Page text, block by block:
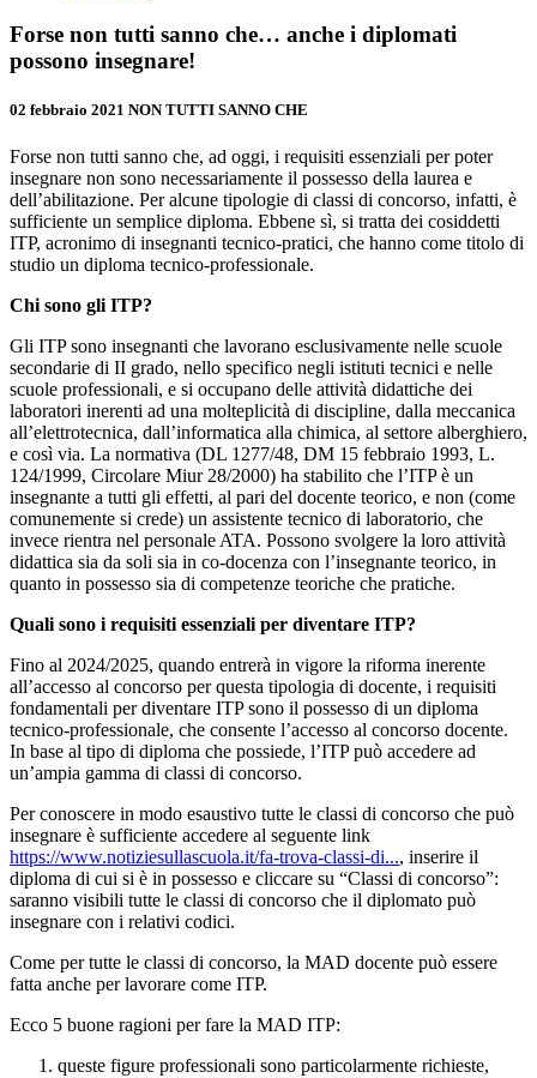
Forse non tutti sanno che… anche i diplomati
possono insegnare!
02 febbraio 2021 NON TUTTI SANNO CHE
Forse non tutti sanno che, ad oggi, i requisiti essenziali per poter
insegnare non sono necessariamente il possesso della laurea e
dell’abilitazione. Per alcune tipologie di classi di concorso, infatti, è
sufficiente un semplice diploma. Ebbene sì, si tratta dei cosiddetti
ITP, acronimo di insegnanti tecnico-pratici, che hanno come titolo di
studio un diploma tecnico-professionale.
Chi sono gli ITP?
Gli ITP sono insegnanti che lavorano esclusivamente nelle scuole
secondarie di II grado, nello specifico negli istituti tecnici e nelle
scuole professionali, e si occupano delle attività didattiche dei
laboratori inerenti ad una molteplicità di discipline, dalla meccanica
all’elettrotecnica, dall’informatica alla chimica, al settore alberghiero,
e così via. La normativa (DL 1277/48, DM 15 febbraio 1993, L.
124/1999, Circolare Miur 28/2000) ha stabilito che l’ITP è un
insegnante a tutti gli effetti, al pari del docente teorico, e non (come
comunemente si crede) un assistente tecnico di laboratorio, che
invece rientra nel personale ATA. Possono svolgere la loro attività
didattica sia da soli sia in co-docenza con l’insegnante teorico, in
quanto in possesso sia di competenze teoriche che pratiche.
Quali sono i requisiti essenziali per diventare ITP?
Fino al 2024/2025, quando entrerà in vigore la riforma inerente
all’accesso al concorso per questa tipologia di docente, i requisiti
fondamentali per diventare ITP sono il possesso di un diploma
tecnico-professionale, che consente l’accesso al concorso docente.
In base al tipo di diploma che possiede, l’ITP può accedere ad
un’ampia gamma di classi di concorso.
Per conoscere in modo esaustivo tutte le classi di concorso che può
insegnare è sufficiente accedere al seguente link
https://www.notiziesullascuola.it/fa-trova-classi-di..., inserire il
diploma di cui si è in possesso e cliccare su “Classi di concorso”:
saranno visibili tutte le classi di concorso che il diplomato può
insegnare con i relativi codici.
Come per tutte le classi di concorso, la MAD docente può essere
fatta anche per lavorare come ITP.
Ecco 5 buone ragioni per fare la MAD ITP:
queste figure professionali sono particolarmente richieste,